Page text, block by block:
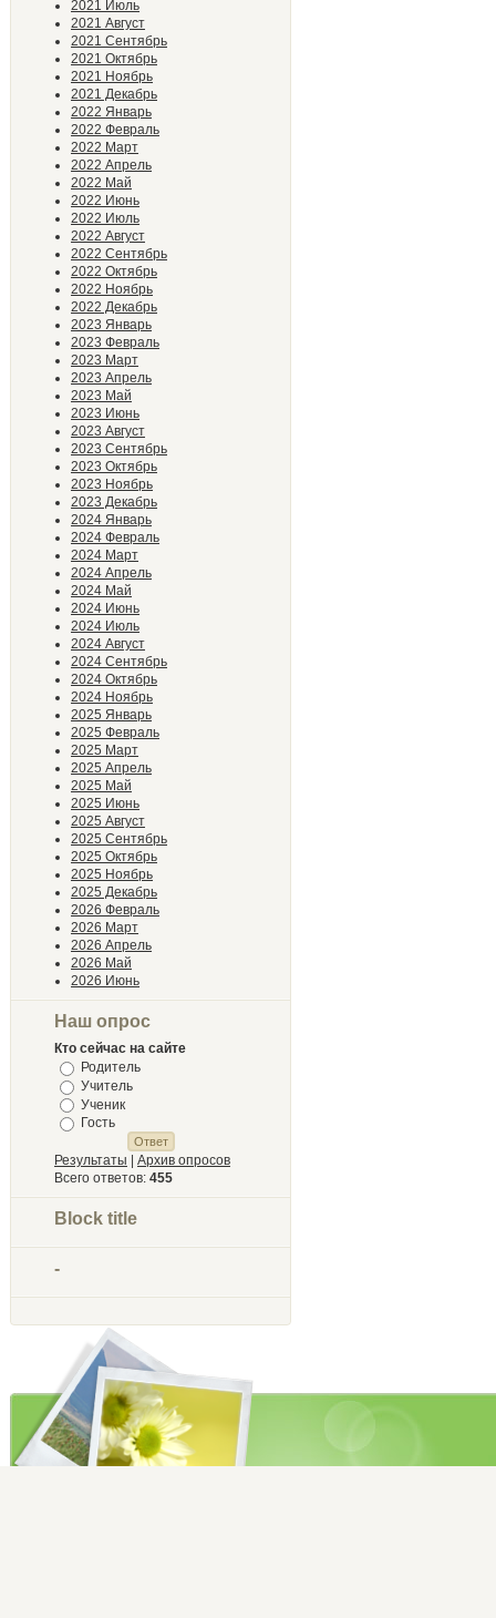
2021 Июль
2021 Август
2021 Сентябрь
2021 Октябрь
2021 Ноябрь
2021 Декабрь
2022 Январь
2022 Февраль
2022 Март
2022 Апрель
2022 Май
2022 Июнь
2022 Июль
2022 Август
2022 Сентябрь
2022 Октябрь
2022 Ноябрь
2022 Декабрь
2023 Январь
2023 Февраль
2023 Март
2023 Апрель
2023 Май
2023 Июнь
2023 Август
2023 Сентябрь
2023 Октябрь
2023 Ноябрь
2023 Декабрь
2024 Январь
2024 Февраль
2024 Март
2024 Апрель
2024 Май
2024 Июнь
2024 Июль
2024 Август
2024 Сентябрь
2024 Октябрь
2024 Ноябрь
2025 Январь
2025 Февраль
2025 Март
2025 Апрель
2025 Май
2025 Июнь
2025 Август
2025 Сентябрь
2025 Октябрь
2025 Ноябрь
2025 Декабрь
2026 Февраль
2026 Март
2026 Апрель
2026 Май
2026 Июнь
Наш опрос
Кто сейчас на сайте
Родитель
Учитель
Ученик
Гость
Результаты
Архив опросов
Всего ответов: 455
Block title
-